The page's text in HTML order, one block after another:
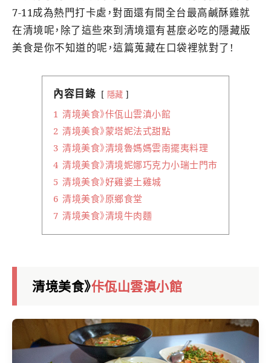
7-11成為熱門打卡處，對面還有間全台最高鹹酥雞就
在清境呢，除了這些來到清境還有甚麼必吃的隱藏版
美食是你不知道的呢，這篇蒐藏在口袋裡就對了!
內容目錄 隱藏
1 清境美食》佧佤山雲滇小館
2 清境美食》蒙塔妮法式甜點
3 清境美食》清境魯媽媽雲南擺夷料理
4 清境美食》清境妮娜巧克力小瑞士門市
5 清境美食》好雞婆土雞城
6 清境美食》原鄉食堂
7 清境美食》清境牛肉麵
清境美食》佧佤山雲滇小館